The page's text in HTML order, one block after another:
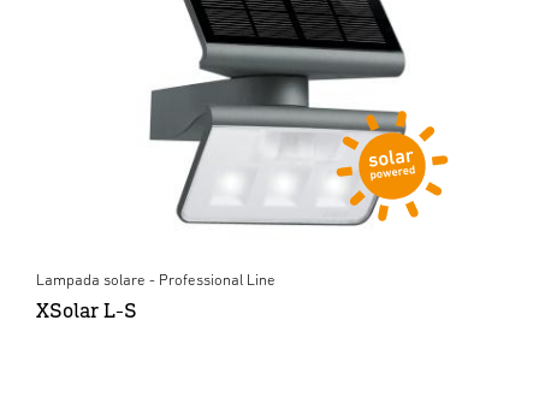
Lampada solare - Professional Line
XSolar L-S